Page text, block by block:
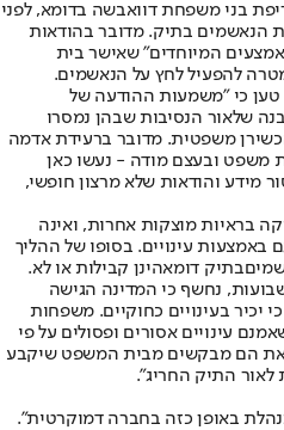
בני משפחת דוואבשה בדומא, לפני
הנאשמים בתיק. מדובר בהודאות
המיוחדים" שאישר בית
להפעיל לחץ על הנאשמים.
טען כי "משמעות ההודעה של
שלאור הנסיבות שבהן נמסרו
משפטית. מדובר ברעידת אדמה
משפט ובעצם מודה - נעשו כאן
מידע והודאות שלא מרצון חופשי,
בראיות מוצקות אחרות, ואינה
באמצעות עינויים. בסופו של ההליך
בתיק דומאהינן קבילות או לא.
נחשף כי המדינה הגישה
בעינויים כחוקיים. משפחות
עינויים אסורים ופסולים על פי
הם מבקשים מבית המשפט שיקבע
לאור התיק החריג".
באופן כזה בחברה דמוקרטית".